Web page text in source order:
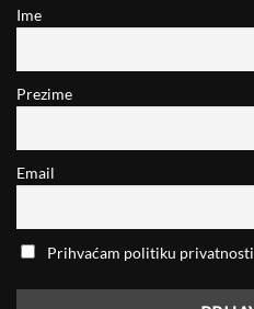
Ime
Prezime
Email
Prihvaćam politiku privatnosti